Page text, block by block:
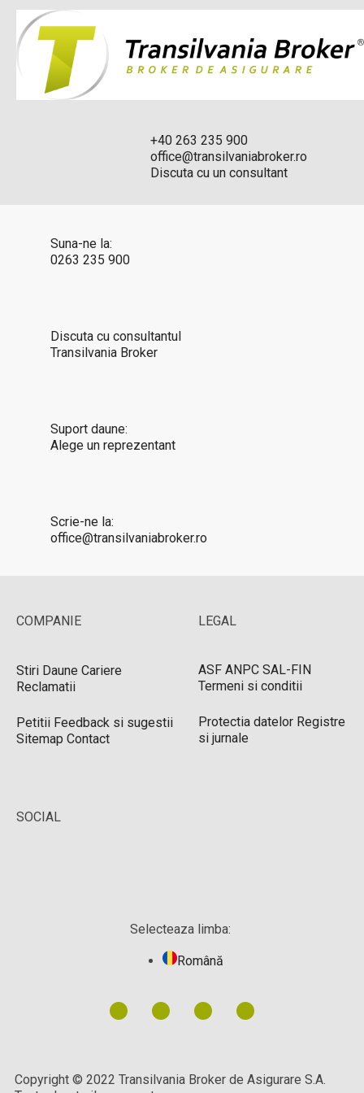
+40 263 235 900
office@transilvaniabroker.ro
Discuta cu un consultant
Suna-ne la:
0263 235 900
Discuta cu consultantul
Transilvania Broker
Suport daune:
Alege un reprezentant
Scrie-ne la:
office@transilvaniabroker.ro
COMPANIE
Stiri Daune Cariere
Reclamatii
Petitii Feedback si sugestii
Sitemap Contact
LEGAL
ASF ANPC SAL-FIN
Termeni si conditii
Protectia datelor Registre
si jurnale
SOCIAL
Selecteaza limba:
Română
Copyright © 2022 Transilvania Broker de Asigurare S.A.